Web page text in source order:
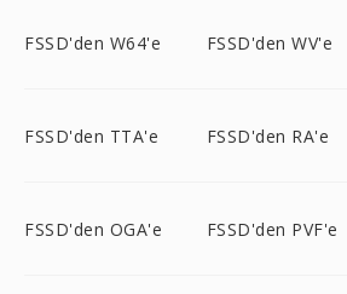
FSSD'den W64'e FSSD'den WV'e
FSSD'den TTA'e FSSD'den RA'e
FSSD'den OGA'e FSSD'den PVF'e